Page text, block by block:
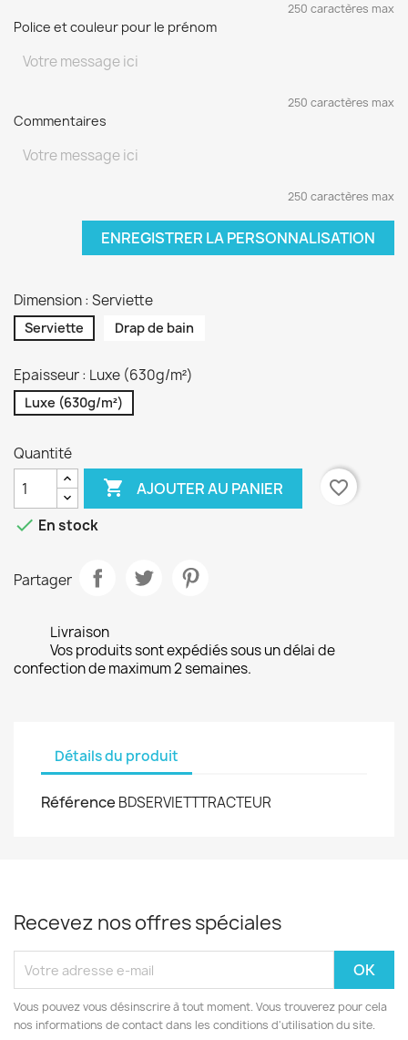
250 caractères max
Police et couleur pour le prénom
250 caractères max
Commentaires
250 caractères max
ENREGISTRER LA PERSONNALISATION
Dimension : Serviette
Serviette Drap de bain
Epaisseur : Luxe (630g/m²)
Luxe (630g/m²)
Quantité
 AJOUTER AU PANIER
favorite_border
 En stock
Partager
Livraison
Vos produits sont expédiés sous un délai de
confection de maximum 2 semaines.
Détails du produit
Référence BDSERVIETTTRACTEUR
Recevez nos offres spéciales
Vous pouvez vous désinscrire à tout moment. Vous trouverez pour cela
nos informations de contact dans les conditions d'utilisation du site.